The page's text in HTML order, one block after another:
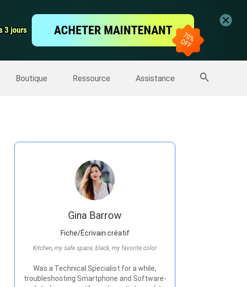
3 jours
3 jours ACHETER MAINTENANT
Boutique Ressource Assistance
d'écran
Sauvegarde IPhone>>Plus de produits
Gina Barrow
Fiche/Écrivain créatif
Kitchen, my safe space; black, my favorite color
Was a Technical Specialist for a while,
troubleshooting Smartphone and Software-